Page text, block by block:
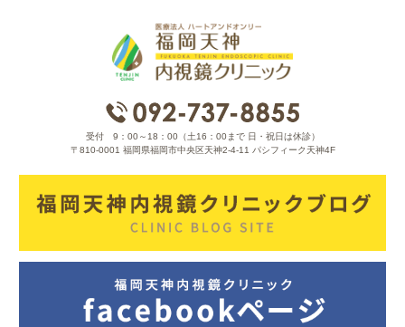
受付 9：00～18：00（土16：00まで 日・祝日は休診）
〒810-0001 福岡県福岡市中央区天神2-4-11 パシフィーク天神4F